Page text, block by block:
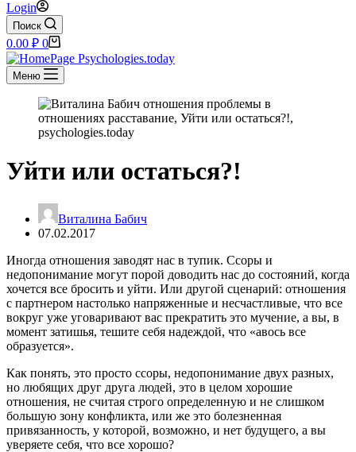
Login
Поиск
Корзина
0.00 ₽ 0
Меню
Уйти или остаться?!
Виталина Бабич
07.02.2017
Иногда отношения заводят нас в тупик. Ссоры и
недопонимание могут порой доводить нас до состояний, когда
хочется все бросить и уйти. Или другой сценарий: отношения
с партнером настолько напряженные и несчастливые, что все
вокруг уже уговаривают вас прекратить это мучение, а вы, в
момент затишья, тешите себя надеждой, что «авось все
образуется».
Как понять, это просто ссоры, недопонимание двух разных,
но любящих друг друга людей, это в целом хорошие
отношения, не считая строго определенную и не слишком
большую зону конфликта, или же это болезненная
привязанность, у которой, возможно, и нет будущего, а вы
уверяете себя, что все хорошо?